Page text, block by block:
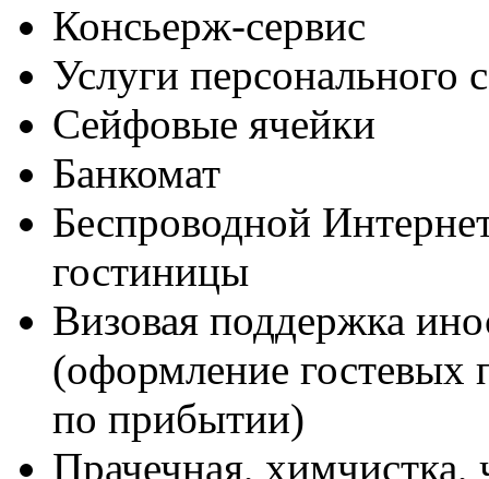
Консьерж-сервис
Услуги персонального
Сейфовые ячейки
Банкомат
Беспроводной
гостиницы
Визовая поддержка
(оформление гостевых
по прибытии)
Прачечная, химчистка,